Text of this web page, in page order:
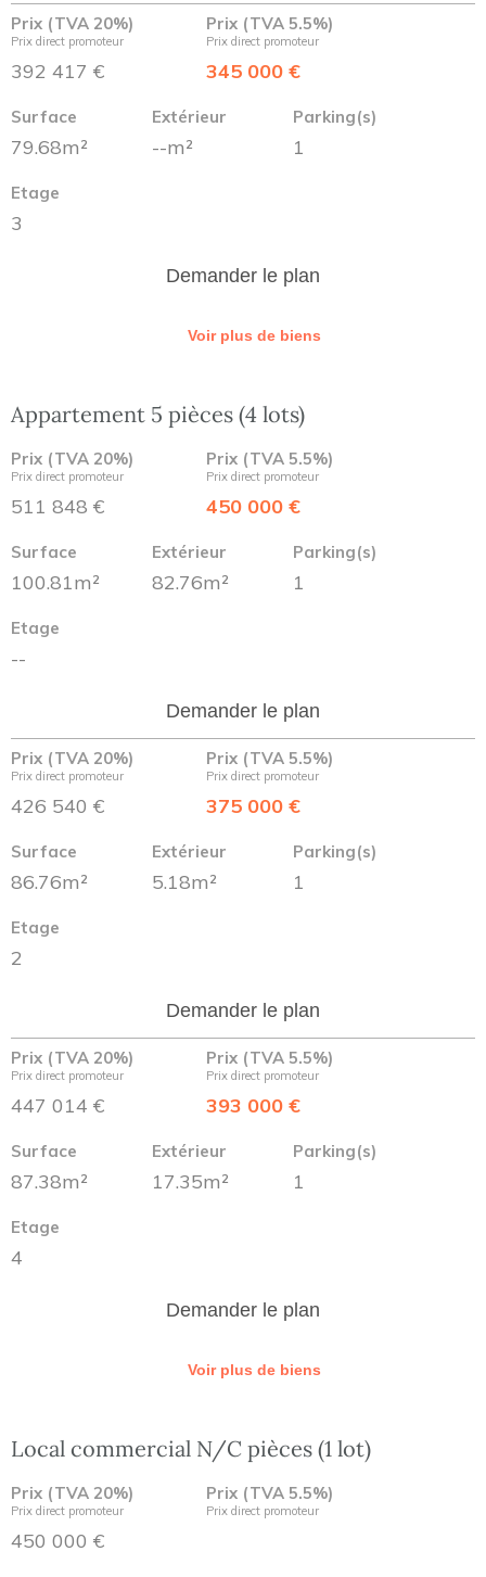
Prix (TVA 20%)
Prix direct promoteur
392 417 €
Prix (TVA 5.5%)
Prix direct promoteur
345 000 €
Surface
79.68m²
Extérieur
--m²
Parking(s)
1
Etage
3
Demander le plan
Voir plus de biens
Appartement 5 pièces (4 lots)
Prix (TVA 20%)
Prix direct promoteur
511 848 €
Prix (TVA 5.5%)
Prix direct promoteur
450 000 €
Surface
100.81m²
Extérieur
82.76m²
Parking(s)
1
Etage
--
Demander le plan
Prix (TVA 20%)
Prix direct promoteur
426 540 €
Prix (TVA 5.5%)
Prix direct promoteur
375 000 €
Surface
86.76m²
Extérieur
5.18m²
Parking(s)
1
Etage
2
Demander le plan
Prix (TVA 20%)
Prix direct promoteur
447 014 €
Prix (TVA 5.5%)
Prix direct promoteur
393 000 €
Surface
87.38m²
Extérieur
17.35m²
Parking(s)
1
Etage
4
Demander le plan
Voir plus de biens
Local commercial N/C pièces (1 lot)
Prix (TVA 20%)
Prix direct promoteur
450 000 €
Prix (TVA 5.5%)
Prix direct promoteur